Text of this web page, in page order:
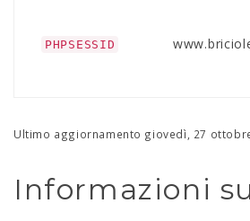
PHPSESSID
Ultimo aggiornamento giovedì, 27
Informazioni